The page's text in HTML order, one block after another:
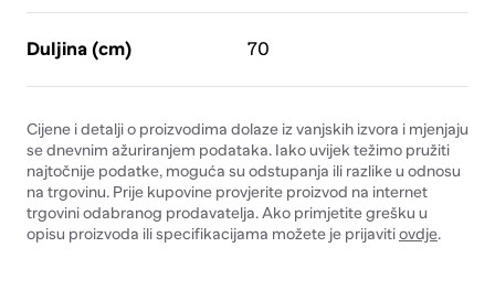
Duljina (cm) 70
Cijene i detalji o proizvodima dolaze iz vanjskih izvora i mjenjaju
se dnevnim ažuriranjem podataka. Iako uvijek težimo pružiti
najtočnije podatke, moguća su odstupanja ili razlike u odnosu
na trgovinu. Prije kupovine provjerite proizvod na internet
trgovini odabranog prodavatelja. Ako primjetite grešku u
opisu proizvoda ili specifikacijama možete je prijavitiovdje.